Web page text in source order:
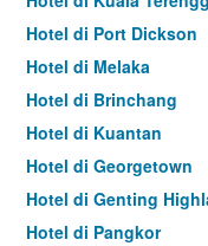
Hotel di Port Dickson
Hotel di Melaka
Hotel di Brinchang
Hotel di Kuantan
Hotel di Georgetown
Hotel di Genting
Hotel di Pangkor